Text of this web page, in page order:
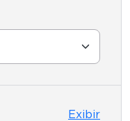
Exibir